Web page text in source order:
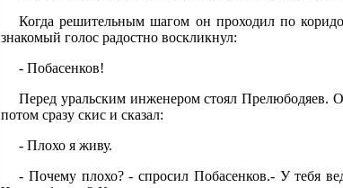
Когда решительным шагом он проходил по
знакомый голос радостно воскликнул:
- Побасенков!
Перед уральским инженером стоял Прелюбодяев.
потом сразу скис и сказал:
- Плохо я живу.
- Почему плохо? - спросил Побасенков.- У тебя